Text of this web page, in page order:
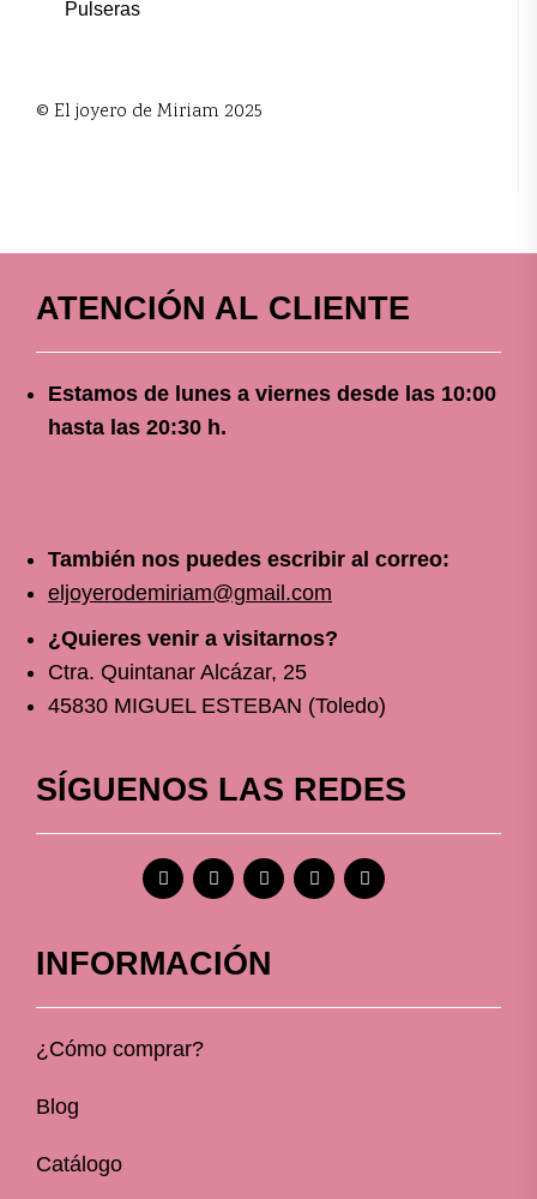
Pulseras
© El joyero de Miriam 2025
ATENCIÓN AL CLIENTE
Estamos de lunes a viernes desde las 10:00
hasta las 20:30 h.
También nos puedes escribir al correo:
eljoyerodemiriam@gmail.com
¿Quieres venir a visitarnos?
Ctra. Quintanar Alcázar, 25
45830 MIGUEL ESTEBAN (Toledo)
SÍGUENOS LAS REDES
INFORMACIÓN
¿Cómo comprar?
Blog
Catálogo